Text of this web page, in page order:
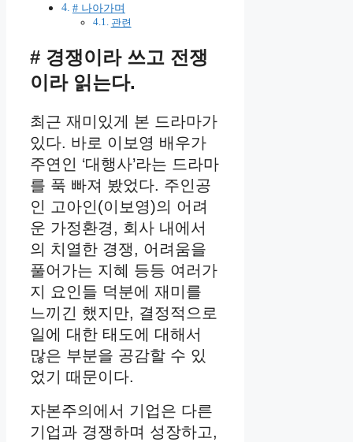
# 나아가며
관련
# 경쟁이라 쓰고 전쟁
이라 읽는다.
최근 재미있게 본 드라마가
있다. 바로 이보영 배우가
주연인 ‘대행사’라는 드라마
를 푹 빠져 봤었다. 주인공
인 고아인(이보영)의 어려
운 가정환경, 회사 내에서
의 치열한 경쟁, 어려움을
풀어가는 지혜 등등 여러가
지 요인들 덕분에 재미를
느끼긴 했지만, 결정적으로
일에 대한 태도에 대해서
많은 부분을 공감할 수 있
었기 때문이다.
자본주의에서 기업은 다른
기업과 경쟁하며 성장하고,